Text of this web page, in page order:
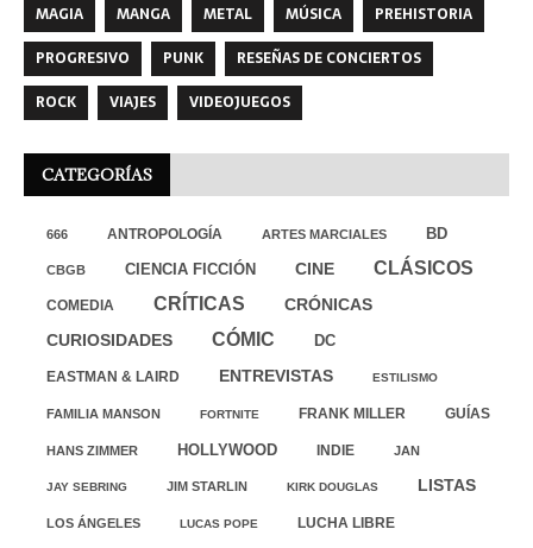
MAGIA
MANGA METAL MÚSICA
PREHISTORIA
PROGRESIVO
PUNK
RESEÑAS DE CONCIERTOS
ROCK
VIAJES VIDEOJUEGOS
CATEGORÍAS
666 ANTROPOLOGÍA ARTES MARCIALES BD
CBGB CIENCIA FICCIÓN CINE CLÁSICOS
COMEDIA CRÍTICAS
CRÓNICAS
CURIOSIDADES
CÓMIC DC
EASTMAN & LAIRD ENTREVISTAS ESTILISMO
FAMILIA MANSON FORTNITE FRANK MILLER GUÍAS
HANS ZIMMER HOLLYWOOD INDIE JAN
JAY SEBRING JIM STARLIN KIRK DOUGLAS LISTAS
LOS ÁNGELES LUCAS POPE LUCHA LIBRE